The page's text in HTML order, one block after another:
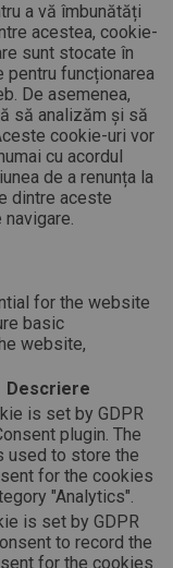
a vă îmbunătăți
acestea, cookie-
sunt stocate în
pentru funcționarea
De asemenea,
să analizăm și să
cookie-uri vor
cu acordul
de a renunța la
dintre aceste
for the website
basic
website,
Descriere
is set by GDPR
plugin. The
used to store the
for the cookies
"Analytics".
is set by GDPR
to record the
for the cookies